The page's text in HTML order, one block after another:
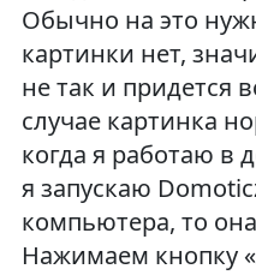
Обычно на это
картинки нет,
не так и придется
случае картинка
когда я работаю в
я запускаю
компьютера, то
Нажимаем кнопку